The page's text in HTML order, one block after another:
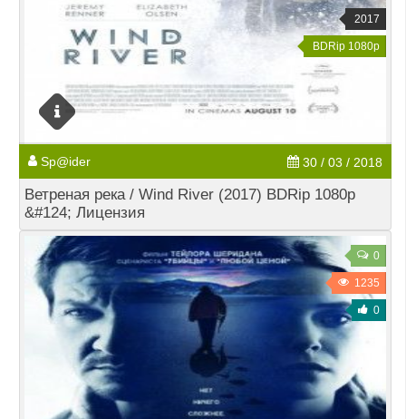
2017
BDRip 1080p
Sp@ider 30 / 03 / 2018
Ветреная река / Wind River (2017) BDRip 1080p
&#124; Лицензия
0
1235
0